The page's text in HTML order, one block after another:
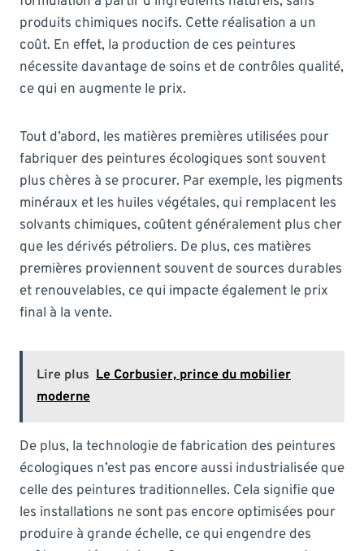
produits chimiques nocifs. Cette réalisation a un
coût. En effet, la production de ces peintures
nécessite davantage de soins et de contrôles qualité,
ce qui en augmente le prix.
Tout d’abord, les matières premières utilisées pour
fabriquer des peintures écologiques sont souvent
plus chères à se procurer. Par exemple, les pigments
minéraux et les huiles végétales, qui remplacent les
solvants chimiques, coûtent généralement plus cher
que les dérivés pétroliers. De plus, ces matières
premières proviennent souvent de sources durables
et renouvelables, ce qui impacte également le prix
final à la vente.
Lire plus Le Corbusier, prince du mobilier
moderne
De plus, la technologie de fabrication des peintures
écologiques n’est pas encore aussi industrialisée que
celle des peintures traditionnelles. Cela signifie que
les installations ne sont pas encore optimisées pour
produire à grande échelle, ce qui engendre des